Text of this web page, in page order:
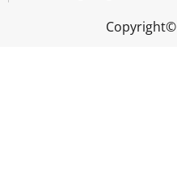
Copyright©